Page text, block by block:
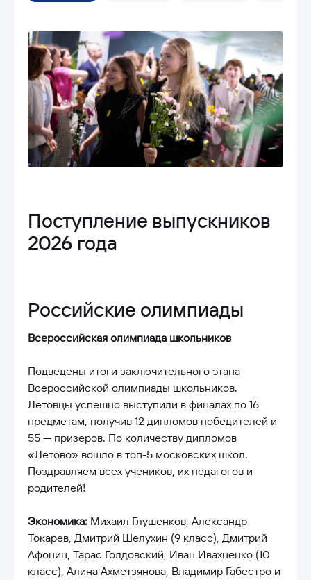
Поступление выпускников
2026 года
Российские олимпиады
Всероссийская олимпиада школьников
Подведены итоги заключительного этапа
Всероссийской олимпиады школьников.
Летовцы успешно выступили в финалах по 16
предметам, получив 12 дипломов победителей и
55 — призеров. По количеству дипломов
«Летово» вошло в топ-5 московских школ.
Поздравляем всех учеников, их педагогов и
родителей!
Экономика: Михаил Глушенков, Александр
Токарев, Дмитрий Шелухин (9 класс), Дмитрий
Афонин, Тарас Голдовский, Иван Ивахненко (10
класс), Алина Ахметзянова, Владимир Габестро и